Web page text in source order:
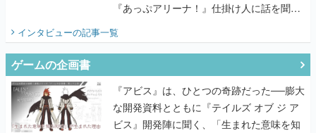
『あっぷアリーナ！』仕掛け人に話を聞い
てみた
インタビューの記事一覧
ゲームの企画書
『アビス』は、ひとつの奇跡だった──膨大
な開発資料とともに『テイルズ オブ ジ ア
ビス』開発陣に聞く、「生まれた意味を知